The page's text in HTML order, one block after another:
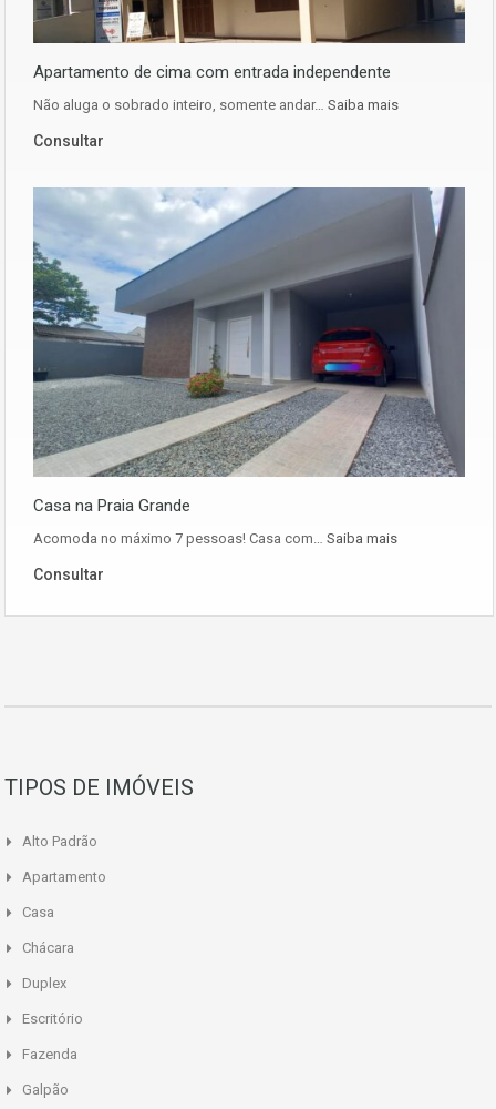
Apartamento de cima com entrada independente
Não aluga o sobrado inteiro, somente andar… Saiba mais
Consultar
Casa na Praia Grande
Acomoda no máximo 7 pessoas! Casa com… Saiba mais
Consultar
TIPOS DE IMÓVEIS
Alto Padrão
Apartamento
Casa
Chácara
Duplex
Escritório
Fazenda
Galpão